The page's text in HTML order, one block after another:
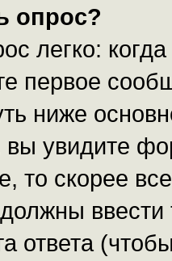
опрос?
легко:
первое
ниже
вы увидите
то скорее
ответа